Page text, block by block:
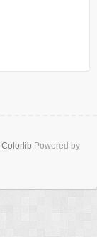
Colorlib Powered by